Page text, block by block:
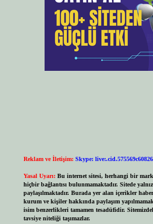
Reklam ve İletişim: Skype:
Yasal Uyarı: Bu internet sitesi, herhangi bir
hiçbir bağlantısı bulunmamaktadır. Sitede
paylaşılmaktadır. Burada yer alan içerikler
kurum ve kişiler hakkında paylaşım
isim benzerlikleri tamamen tesadüfidir.
tavsiye niteliği taşımazlar.